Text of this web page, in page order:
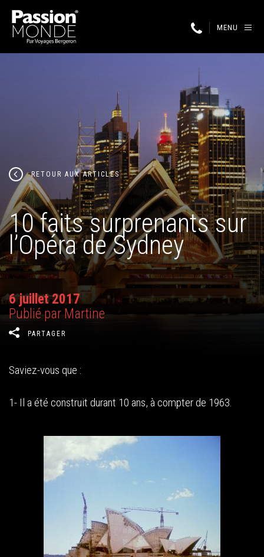
MENU
RETOUR AUX ARTICLES
10 faits surprenants sur
l’Opéra de Sydney
6 juillet 2017
Publié par Martine
PARTAGER
Saviez-vous que :
1- Il a été construit durant 10 ans, à compter de 1963.